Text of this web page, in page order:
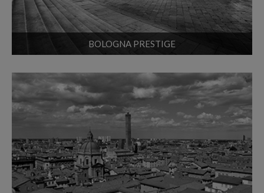
BOLOGNA PRESTIGE